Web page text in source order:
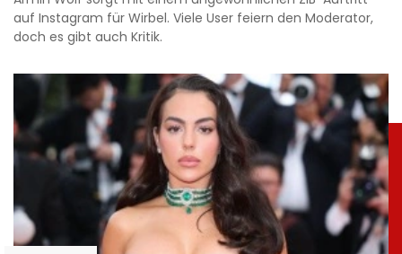
auf Instagram für Wirbel. Viele User feiern den Moderator,
doch es gibt auch Kritik.